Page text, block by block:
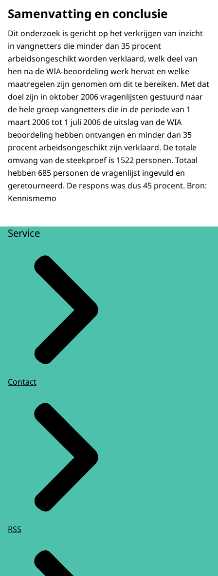
Samenvatting en conclusie
Dit onderzoek is gericht op het verkrijgen van inzicht
in vangnetters die minder dan 35 procent
arbeidsongeschikt worden verklaard, welk deel van
hen na de WIA-beoordeling werk hervat en welke
maatregelen zijn genomen om dit te bereiken. Met dat
doel zijn in oktober 2006 vragenlijsten gestuurd naar
de hele groep vangnetters die in de periode van 1
maart 2006 tot 1 juli 2006 de uitslag van de WIA
beoordeling hebben ontvangen en minder dan 35
procent arbeidsongeschikt zijn verklaard. De totale
omvang van de steekproef is 1522 personen. Totaal
hebben 685 personen de vragenlijst ingevuld en
geretourneerd. De respons was dus 45 procent. Bron:
Kennismemo
Service
Contact
RSS